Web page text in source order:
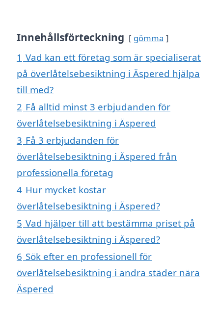
Innehållsförteckning gömma
1 Vad kan ett företag som är specialiserat
på överlåtelsebesiktning i Äspered hjälpa
till med?
2 Få alltid minst 3 erbjudanden för
överlåtelsebesiktning i Äspered
3 Få 3 erbjudanden för
överlåtelsebesiktning i Äspered från
professionella företag
4 Hur mycket kostar
överlåtelsebesiktning i Äspered?
5 Vad hjälper till att bestämma priset på
överlåtelsebesiktning i Äspered?
6 Sök efter en professionell för
överlåtelsebesiktning i andra städer nära
Äspered